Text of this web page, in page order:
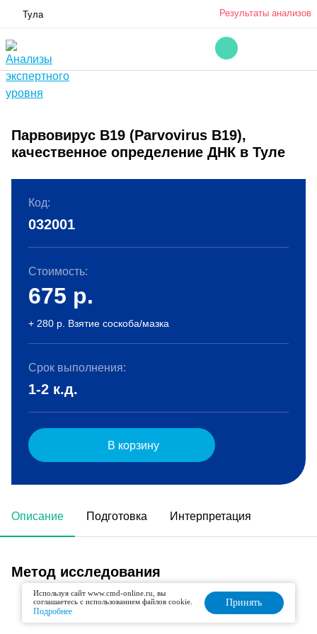
Тула Результаты анализов
Парвовирус В19 (Parvovirus B19),
качественное определение ДНК в Туле
Описание Подготовка Интерпретация
Метод исследования
Полимеразная цепная реакция (ПЦР)
Код:
032001
Стоимость:
675 р.
+ 280 р. Взятие соскоба/мазка
Срок выполнения:
1-2 к.д.
В корзину
Используя сайт www.cmd-online.ru, вы
соглашаетесь с использованием файлов cookie.
Подробнее
Принять